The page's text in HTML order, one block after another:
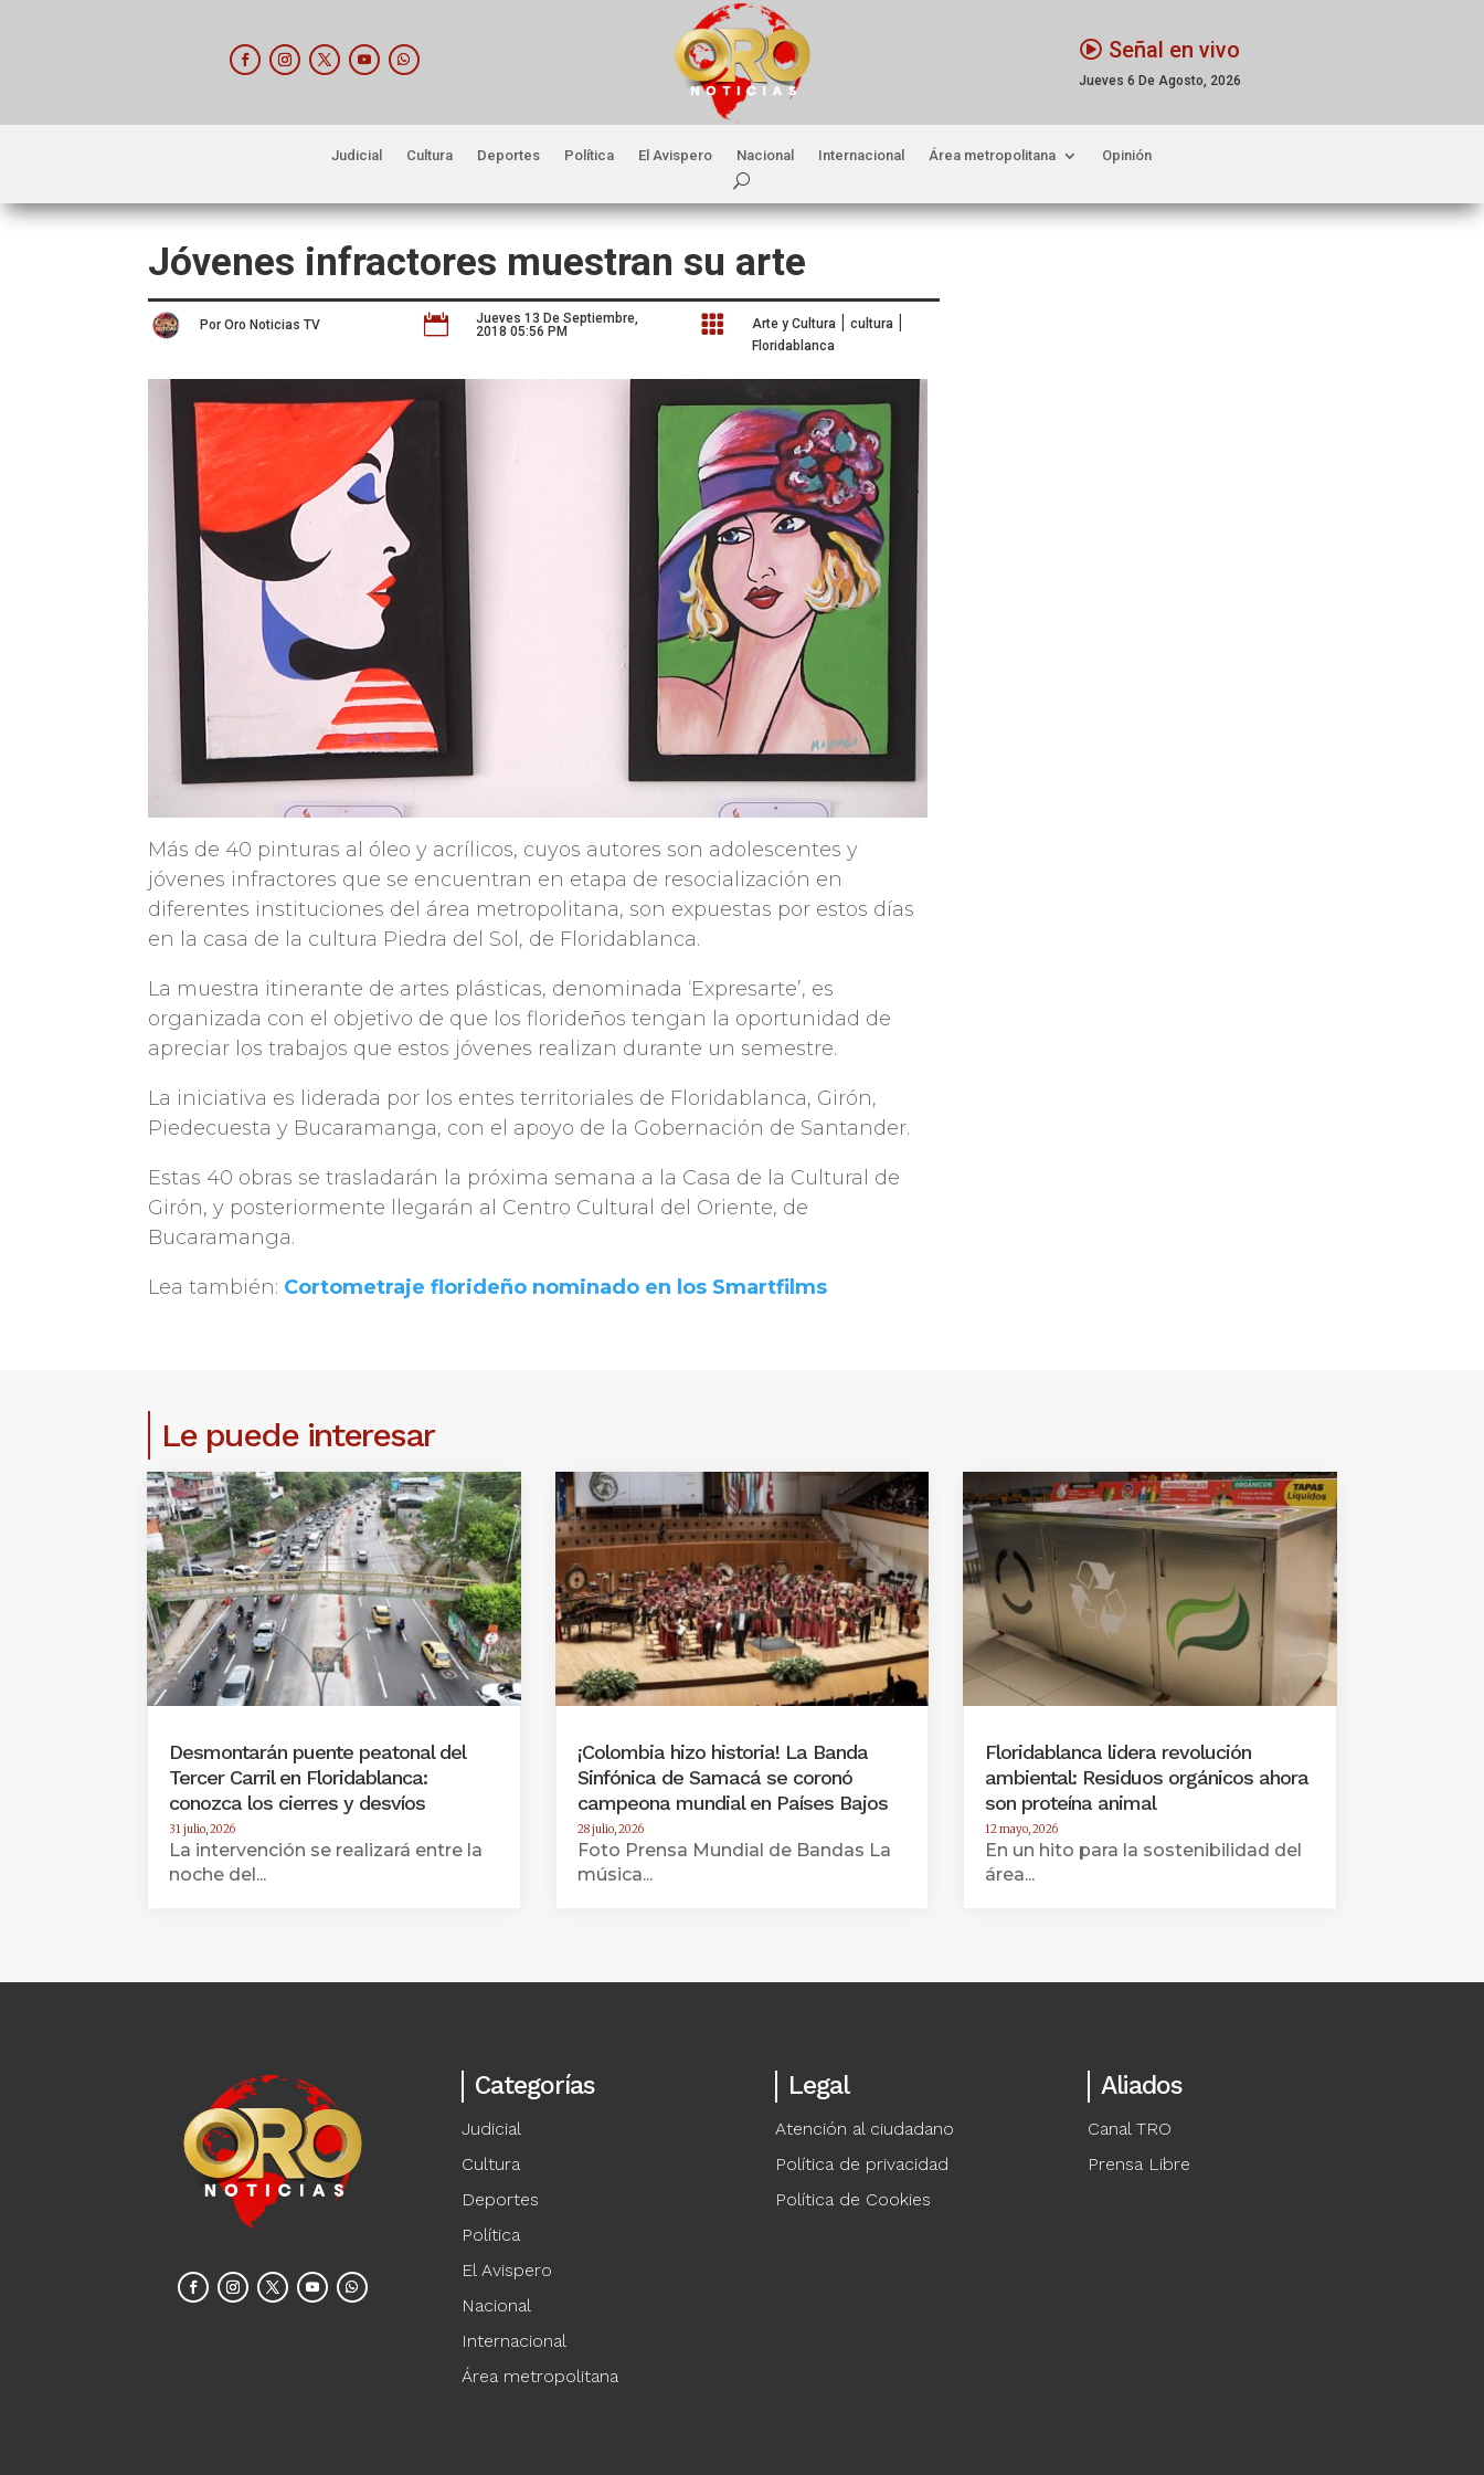
Señal en vivo
Jueves 6 De Agosto, 2026
Judicial Cultura Deportes Política El Avispero Nacional Internacional Área metropolitana Opinión
Jóvenes infractores muestran su arte
Por Oro Noticias TV 
Jueves 13 De Septiembre,
2018 05:56 PM
 Arte y Cultura |cultura |
Floridablanca
Más de 40 pinturas al óleo y acrílicos, cuyos autores son adolescentes y
jóvenes infractores que se encuentran en etapa de resocialización en
diferentes instituciones del área metropolitana, son expuestas por estos días
en la casa de la cultura Piedra del Sol, de Floridablanca.
La muestra itinerante de artes plásticas, denominada ‘Expresarte’, es
organizada con el objetivo de que los florideños tengan la oportunidad de
apreciar los trabajos que estos jóvenes realizan durante un semestre.
La iniciativa es liderada por los entes territoriales de Floridablanca, Girón,
Piedecuesta y Bucaramanga, con el apoyo de la Gobernación de Santander.
Estas 40 obras se trasladarán la próxima semana a la Casa de la Cultural de
Girón, y posteriormente llegarán al Centro Cultural del Oriente, de
Bucaramanga.
Lea también: Cortometraje florideño nominado en los Smartfilms
Le puede interesar
Desmontarán puente peatonal del
Tercer Carril en Floridablanca:
conozca los cierres y desvíos
31 julio, 2026
La intervención se realizará entre la
noche del...
¡Colombia hizo historia! La Banda
Sinfónica de Samacá se coronó
campeona mundial en Países Bajos
28 julio, 2026
Foto Prensa Mundial de Bandas La
música...
Floridablanca lidera revolución
ambiental: Residuos orgánicos ahora
son proteína animal
12 mayo, 2026
En un hito para la sostenibilidad del
área...
Categorías
Judicial
Cultura
Deportes
Política
El Avispero
Nacional
Internacional
Área metropolitana
Legal
Atención al ciudadano
Política de privacidad
Política de Cookies
Aliados
Canal TRO
Prensa Libre